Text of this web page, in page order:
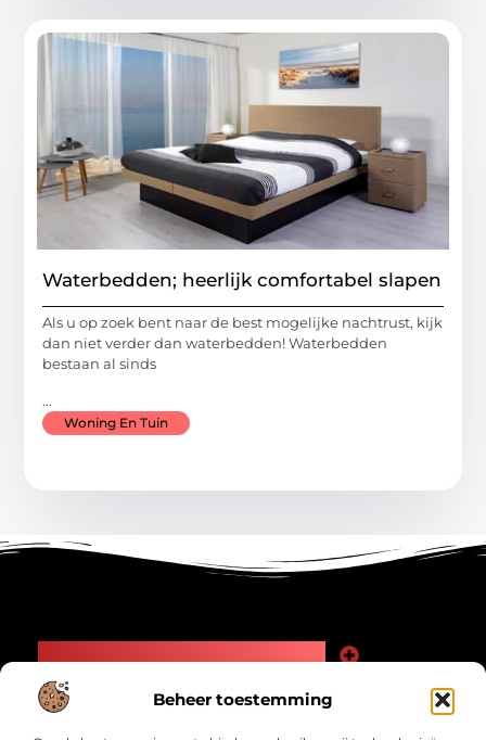
Beheer toestemming
Waterbedden; heerlijk comfortabel slapen
Als u op zoek bent naar de best mogelijke nachtrust, kijk
dan niet verder dan waterbedden! Waterbedden
bestaan al sinds
...
Woning En Tuin
Bericht categorie